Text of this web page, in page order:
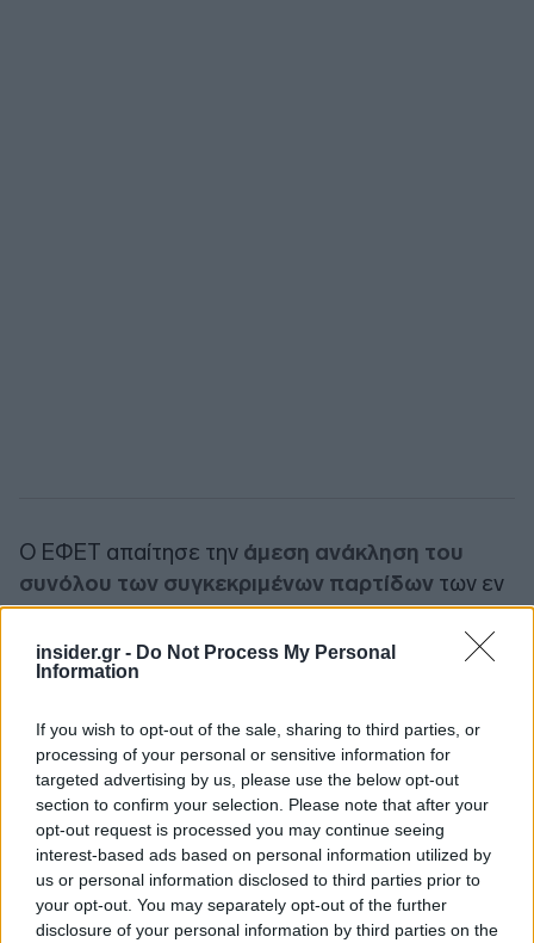
insider.gr - Do Not Process My Personal
Information
If you wish to opt-out of the sale, sharing to third parties, or
processing of your personal or sensitive information for
targeted advertising by us, please use the below opt-out
section to confirm your selection. Please note that after your
opt-out request is processed you may continue seeing
interest-based ads based on personal information utilized by
us or personal information disclosed to third parties prior to
your opt-out. You may separately opt-out of the further
disclosure of your personal information by third parties on the
Ο ΕΦΕΤ απαίτησε την άμεση ανάκληση του
συνόλου των συγκεκριμένων παρτίδων των εν
λόγω προϊόντων και ήδη βρίσκονται σε εξέλιξη οι
σχετικοί έλεγχοι. Παράλληλα, καλεί τους
καταναλωτές που έχουν ήδη προμηθευτεί τα εν
επιπρόσθετη πληροφορία.
Ακολουθήστε τοinsider.gr στο Google Newsκαι μάθετε
πρώτοι όλες τις ειδήσειςαπό την Ελλάδα και τον κόσμο.